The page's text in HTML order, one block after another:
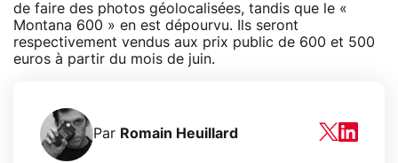
de faire des photos géolocalisées, tandis que le «
Montana 600 » en est dépourvu. Ils seront
respectivement vendus aux prix public de 600 et 500
euros à partir du mois de juin.
Par Romain Heuillard